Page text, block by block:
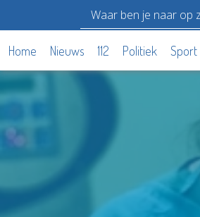
Home Nieuws 112 Politiek Sport